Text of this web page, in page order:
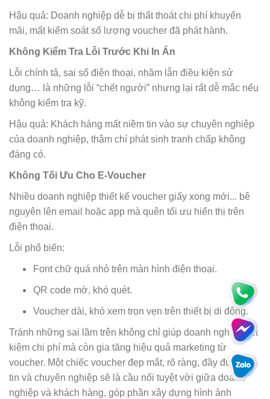
Hậu quả: Doanh nghiệp dễ bị thất thoát chi phí khuyến
mãi, mất kiểm soát số lượng voucher đã phát hành.
Không Kiểm Tra Lỗi Trước Khi In Ấn
Lỗi chính tả, sai số điện thoại, nhầm lẫn điều kiện sử
dụng… là những lỗi “chết người” nhưng lại rất dễ mắc nếu
không kiểm tra kỹ.
Hậu quả: Khách hàng mất niềm tin vào sự chuyên nghiệp
của doanh nghiệp, thậm chí phát sinh tranh chấp không
đáng có.
Không Tối Ưu Cho E-Voucher
Nhiều doanh nghiệp thiết kế voucher giấy xong mới... bê
nguyên lên email hoặc app mà quên tối ưu hiển thị trên
điện thoại.
Lỗi phổ biến:
Font chữ quá nhỏ trên màn hình điện thoại.
QR code mờ, khó quét.
Voucher dài, khó xem trọn vẹn trên thiết bị di động.
Tránh những sai lầm trên không chỉ giúp doanh nghiệp tiết
kiệm chi phí mà còn gia tăng hiệu quả marketing từ
voucher. Một chiếc voucher đẹp mắt, rõ ràng, đầy đủ thông
tin và chuyên nghiệp sẽ là cầu nối tuyệt vời giữa doanh
nghiệp và khách hàng, góp phần xây dựng hình ảnh